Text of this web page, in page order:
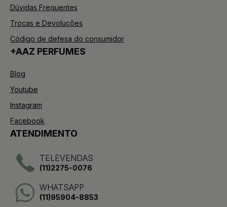
Dúvidas Frequentes
Trocas e Devoluções
Código de defesa do consumidor
+AAZ PERFUMES
Blog
Youtube
Instagram
Facebook
ATENDIMENTO
TELEVENDAS
(11)2275-0076
WHATSAPP
(11)95904-8853